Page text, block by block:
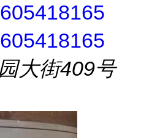
大街409号